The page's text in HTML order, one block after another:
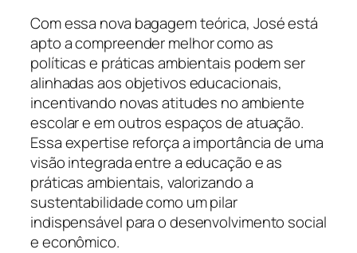
Com essa nova bagagem teórica, José está
apto a compreender melhor como as
políticas e práticas ambientais podem ser
alinhadas aos objetivos educacionais,
incentivando novas atitudes no ambiente
escolar e em outros espaços de atuação.
Essa expertise reforça a importância de uma
visão integrada entre a educação e as
práticas ambientais, valorizando a
sustentabilidade como um pilar
indispensável para o desenvolvimento social
e econômico.